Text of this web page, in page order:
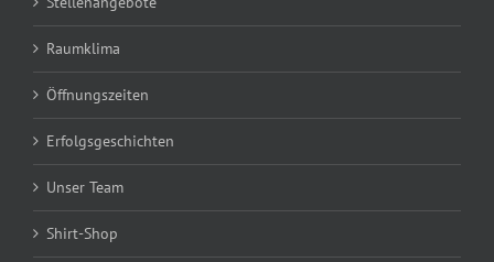
Raumklima
Öffnungszeiten
Erfolgsgeschichten
Unser Team
Shirt-Shop